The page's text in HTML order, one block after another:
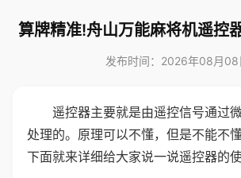
算牌精准!舟山万能麻将机遥控
发布时间：2026年08月08
遥控器主要就是由遥控信号通过
处理的。原理可以不懂，但是不能不
下面就来详细给大家说一说遥控器的使